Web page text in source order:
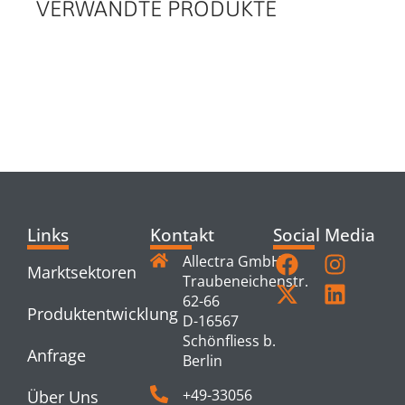
VERWANDTE PRODUKTE
Links
Marktsektoren
Produktentwicklung
Anfrage
Über Uns
Kontakt
Allectra GmbH
Traubeneichenstr.
62-66
D-16567
Schönfliess b.
Berlin
+49-33056
Social Media